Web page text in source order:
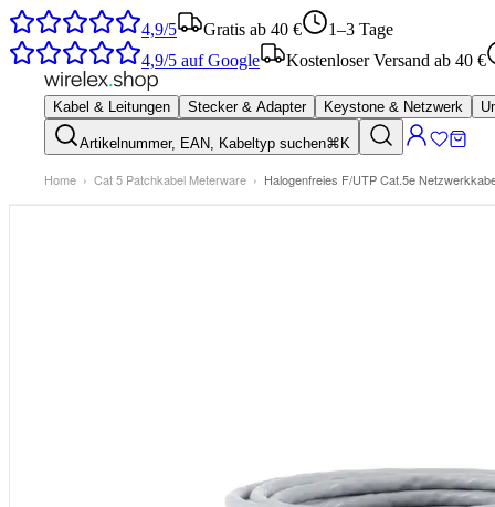
4,9/5 Gratis ab 40 €
1–3 Tage
4,9/5 auf Google Kostenloser Versand ab 40 €
Kabel & Leitungen Stecker & Adapter Keystone & Netzwerk
Artikelnummer, EAN, Kabeltyp suchen⌘K
Home › Cat 5 Patchkabel Meterware › Halogenfreies F/UTP Cat.5e